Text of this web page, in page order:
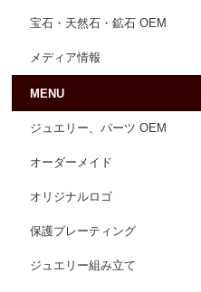
宝石・天然石・鉱石 OEM
メディア情報
MENU
ジュエリー、パーツ OEM
オーダーメイド
オリジナルロゴ
保護プレーティング
ジュエリー組み立て